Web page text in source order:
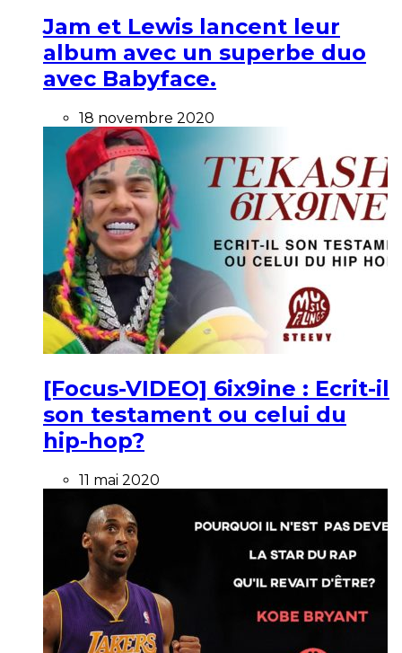
Jam et Lewis lancent leur
album avec un superbe duo
avec Babyface.
18 novembre 2020
[Focus-VIDEO] 6ix9ine : Ecrit-il
son testament ou celui du
hip-hop?
11 mai 2020